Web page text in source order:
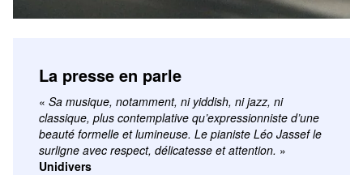
La presse en parle
« Sa musique, notamment, ni yiddish, ni jazz, ni
classique, plus contemplative qu’expressionniste d’une
beauté formelle et lumineuse. Le pianiste Léo Jassef le
surligne avec respect, délicatesse et attention. »
Unidivers